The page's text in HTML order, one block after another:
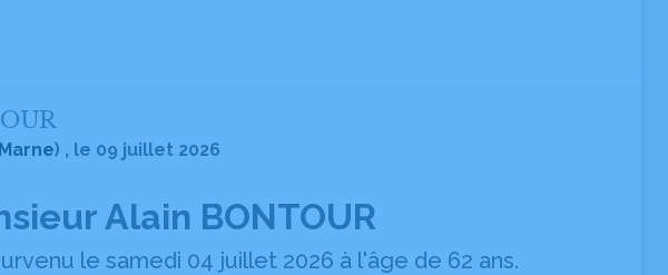
) , le 09 juillet 2026
Alain BONTOUR
le samedi 04 juillet 2026 à l'âge de 62 ans.